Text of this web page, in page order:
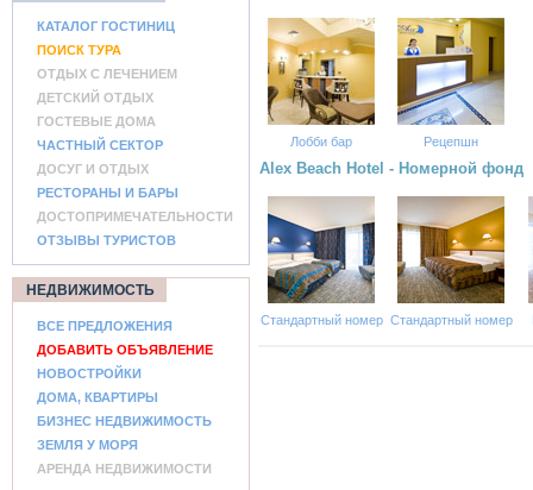
КАТАЛОГ ГОСТИНИЦ
ПОИСК ТУРА
ОТДЫХ С ЛЕЧЕНИЕМ
ДЕТСКИЙ ОТДЫХ
ГОСТЕВЫЕ ДОМА
ЧАСТНЫЙ СЕКТОР
ДОСУГ И ОТДЫХ
РЕСТОРАНЫ И БАРЫ
ДОСТОПРИМЕЧАТЕЛЬНОСТИ
ОТЗЫВЫ ТУРИСТОВ
НЕДВИЖИМОСТЬ
ВСЕ ПРЕДЛОЖЕНИЯ
ДОБАВИТЬ ОБЪЯВЛЕНИЕ
НОВОСТРОЙКИ
ДОМА, КВАРТИРЫ
БИЗНЕС НЕДВИЖИМОСТЬ
ЗЕМЛЯ У МОРЯ
АРЕНДА НЕДВИЖИМОСТИ
Лобби бар Рецепшн
Alex Beach Hotel - Номерной фонд
Стандартный номер Стандартный номер